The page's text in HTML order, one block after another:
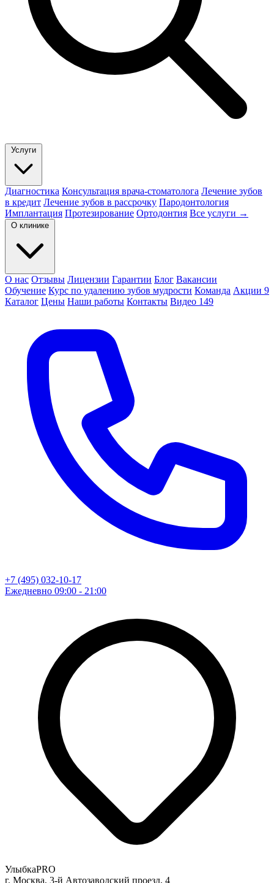
Услуги
Диагностика Консультация врача-стоматолога Лечение зубов
в кредит Лечение зубов в рассрочку Пародонтология
Имплантация Протезирование Ортодонтия Все услуги →
О клинике
О нас Отзывы Лицензии Гарантии Блог Вакансии
Обучение Курс по удалению зубов мудрости Команда Акции 9
Каталог Цены Наши работы Контакты Видео 149
+7 (495) 032-10-17
Ежедневно 09:00 - 21:00
УлыбкаPRO
г. Москва, 3-й Автозаводский проезд, 4